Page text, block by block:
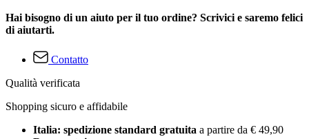
Hai bisogno di un aiuto per il tuo ordine? Scrivici e saremo felici
di aiutarti.
Contatto
Qualità verificata
Shopping sicuro e affidabile
Italia: spedizione standard gratuita a partire da € 49,90